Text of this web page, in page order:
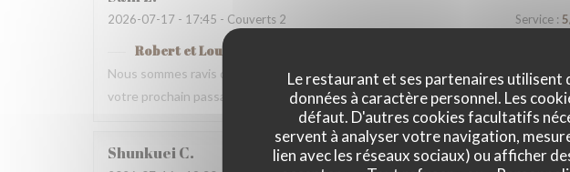
Le restaurant et ses partenaires utilisent
données à caractère personnel. Les
défaut. D'autres cookies facultatifs
servent à analyser votre navigation,
lien avec les réseaux sociaux) ou afficher
2026-07-17 - 17:45 - Couverts 2 Service: 5
Robert et Louise
Nous sommes ravis que vous ayez passé un bon moment chez Robert et
votre prochain passage.
ShunkueiC